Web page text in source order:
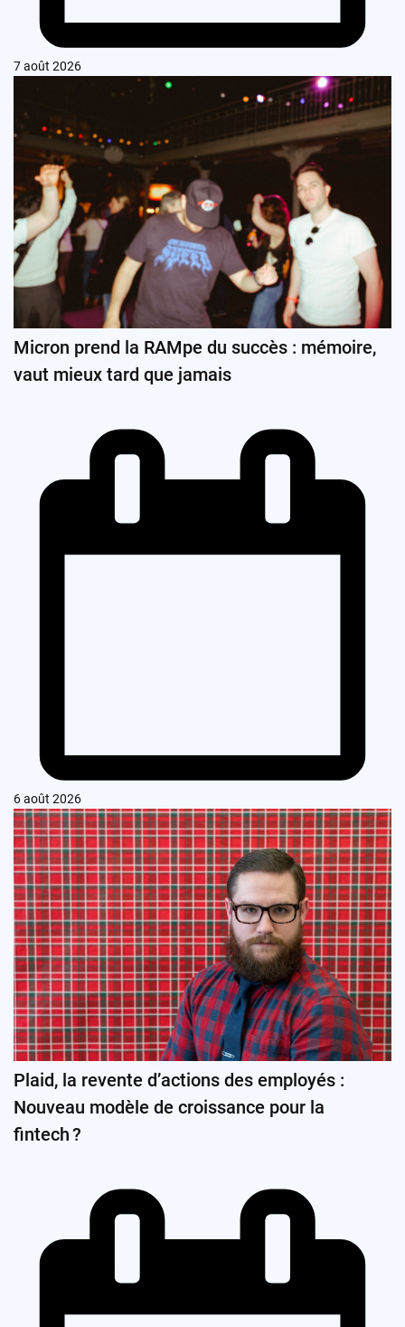
7 août 2026
Micron prend la RAMpe du succès : mémoire,
vaut mieux tard que jamais
6 août 2026
Plaid, la revente d’actions des employés :
Nouveau modèle de croissance pour la
fintech ?